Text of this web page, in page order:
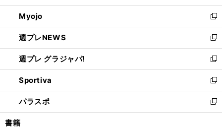
開
く
ウ
で
開
く
ン
ド
ウ
で
開
く
ウ
ィ
ン
ド
ウ
で
開
く
Myojo
新
し
い
ウ
ィ
ン
ド
ウ
で
開
週プレNEWS
新
し
い
ウ
ィ
ン
ド
ウ
週プレ グラジャパ!
新
し
い
ウ
ィ
ン
Sportiva
新
し
い
ウ
パラスポ
新
し
書籍